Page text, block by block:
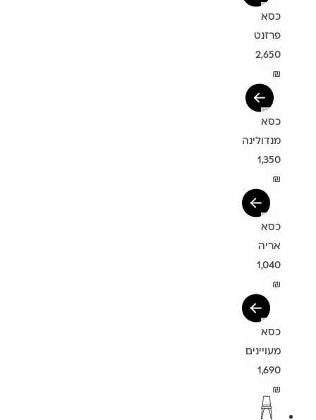
כסא
פרזנט
2,650
₪
כסא
מנדולינה
1,350
₪
כסא
אריה
1,040
₪
כסא
מעויינים
1,690
₪